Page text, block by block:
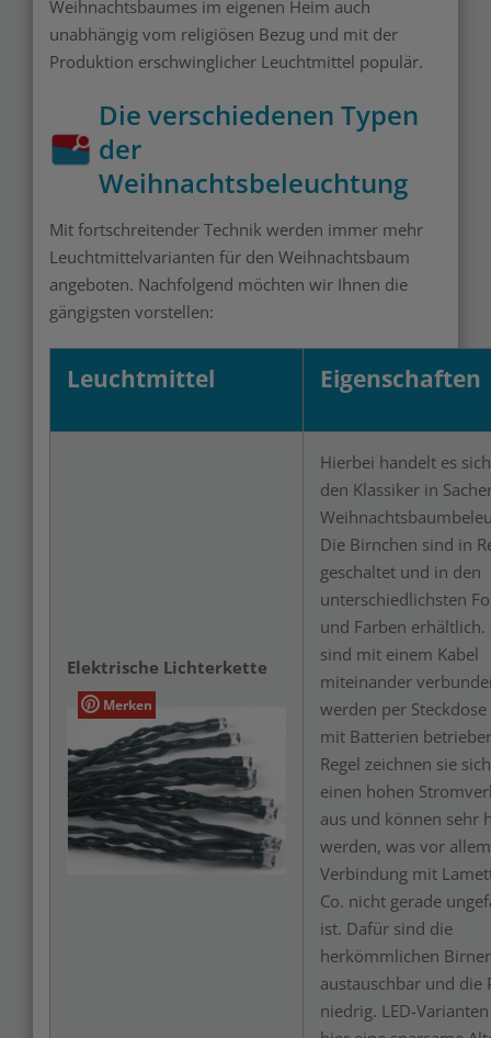
Weihnachtsbaumes im eigenen Heim auch
unabhängig vom religiösen Bezug und mit der
Produktion erschwinglicher Leuchtmittel populär.
Die verschiedenen Typen
der
Weihnachtsbeleuchtung
Mit fortschreitender Technik werden immer mehr
Leuchtmittelvarianten für den Weihnachtsbaum
angeboten. Nachfolgend möchten wir Ihnen die
gängigsten vorstellen:
Leuchtmittel Eigenschaften
Elektrische Lichterkette
Merken
Hierbei handelt es
den Klassiker in
Die Birnchen sind in
geschaltet und in den
unterschiedlichsten
und Farben erhältlich.
sind mit einem Kabel
miteinander
werden per
mit Batterien
Regel zeichnen sie
einen hohen
aus und können sehr
werden, was vor
Verbindung mit
Co. nicht gerade
ist. Dafür sind die
herkömmlichen
austauschbar und die
niedrig. LED-